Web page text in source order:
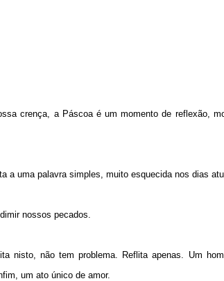
crença, a Páscoa é um momento de reflexão,
a uma palavra simples, muito esquecida nos dias
nossos pecados.
nisto, não tem problema. Reflita apenas. Um
um ato único de amor.